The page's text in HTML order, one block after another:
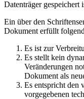
Datenträger gespeichert
Ein über den
Dokument erfüllt
Es ist zur
Es stellt kein
Veränderungen
Dokument als
Es entspricht den
vorgegebenen